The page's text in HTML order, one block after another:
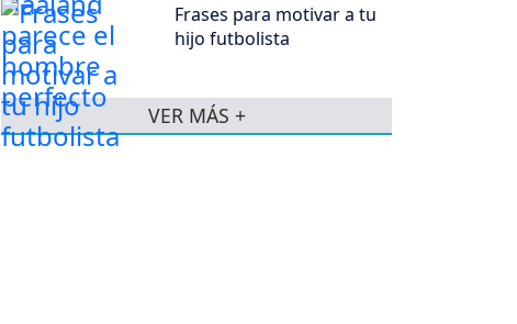
Frases para motivar a tu
hijo futbolista
VER MÁS +